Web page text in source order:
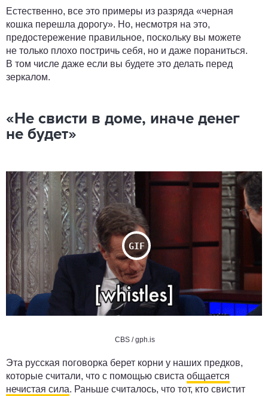
Естественно, все это примеры из разряда «черная
кошка перешла дорогу». Но, несмотря на это,
предостережение правильное, поскольку вы можете
не только плохо постричь себя, но и даже пораниться.
В том числе даже если вы будете это делать перед
зеркалом.
«Не свисти в доме, иначе денег
не будет»
CBS / gph.is
Эта русская поговорка берет корни у наших предков,
которые считали, что с помощью свиста общается
нечистая сила. Раньше считалось, что тот, кто свистит